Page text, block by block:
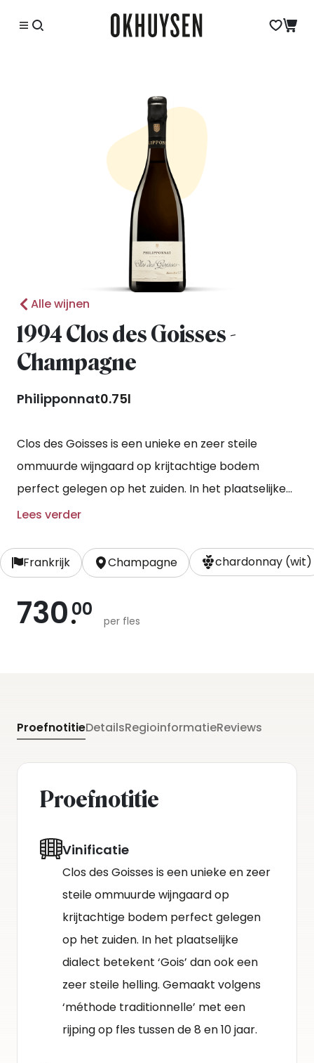
Alle wijnen
1994 Clos des Goisses -
Champagne
Philipponnat0.75l
Clos des Goisses is een unieke en zeer steile
ommuurde wijngaard op krijtachtige bodem
perfect gelegen op het zuiden. In het plaatselijke
dialect betekent ‘Gois’ dan ook een zeer steile
met een rijping op fles tussen de 8 en 10 jaar.
Lees verder
Frankrijk Champagne chardonnay (wit)
730 00
per fles
ProefnotitieDetailsRegioinformatieReviews
Proefnotitie
Vinificatie
Clos des Goisses is een unieke en zeer
steile ommuurde wijngaard op
krijtachtige bodem perfect gelegen
op het zuiden. In het plaatselijke
dialect betekent ‘Gois’ dan ook een
zeer steile helling. Gemaakt volgens
‘méthode traditionnelle’ met een
rijping op fles tussen de 8 en 10 jaar.